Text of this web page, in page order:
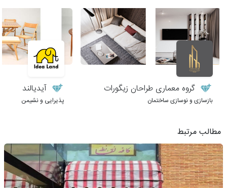
گروه معماری طراحان زیگورات
بازسازی و نوسازی ساختمان
آیدیالند
پذیرایی و نشیمن
مطالب مرتبط